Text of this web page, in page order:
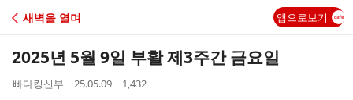
C
A
새벽을 열며 앱으로보기
2025년 5월 9일 부활 제3주간 금요일
작
빠다킹신부
작
25.05.09
조
1,432